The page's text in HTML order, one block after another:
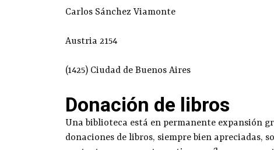
Carlos Sánchez Viamonte
Austria 2154
(1425) Ciudad de Buenos Aires
Donación de libros
Una biblioteca está en permanente expansión
donaciones de libros, siempre bien apreciadas,